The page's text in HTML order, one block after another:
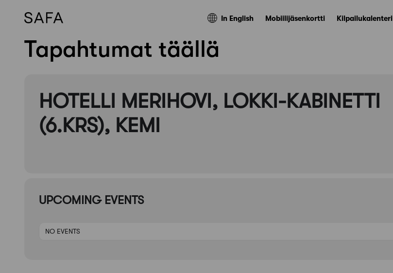
In English Mobiilijäsenkortti Kilpailukalenteri
Tapahtumat täällä
HOTELLI MERIHOVI, LOKKI-KABINETTI
(6.KRS), KEMI
UPCOMING EVENTS
NO EVENTS